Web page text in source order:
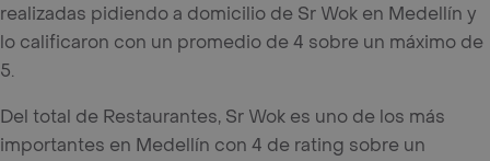
realizadas pidiendo a domicilio de Sr Wok en Medellín y
lo calificaron con un promedio de 4 sobre un máximo de
5.
Del total de Restaurantes, Sr Wok es uno de los más
importantes en Medellín con 4 de rating sobre un